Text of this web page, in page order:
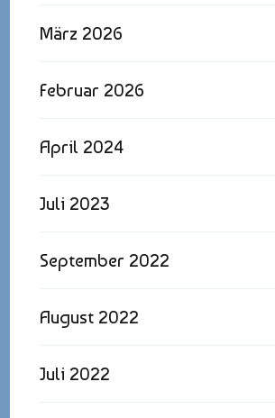
März 2026
Februar 2026
April 2024
Juli 2023
September 2022
August 2022
Juli 2022